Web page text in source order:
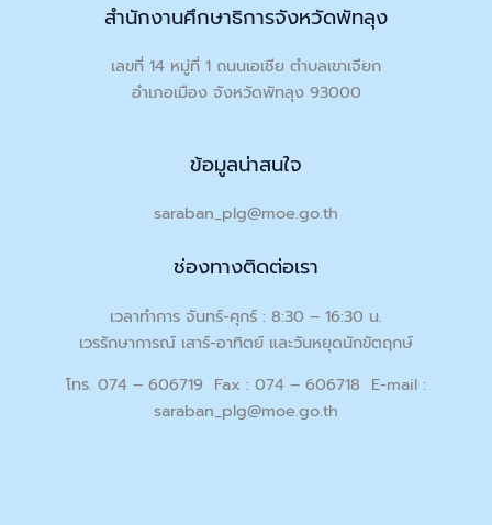
สำนักงานศึกษาธิการจังหวัดพัทลุง
เลขที่ 14 หมู่ที่ 1 ถนนเอเชีย ตำบลเขาเจียก
อำเภอเมือง จังหวัดพัทลุง 93000
ข้อมูลน่าสนใจ
saraban_plg@moe.go.th
ช่องทางติดต่อเรา
เวลาทำการ จันทร์-ศุกร์ : 8:30 – 16:30 น.
เวรรักษาการณ์ เสาร์-อาทิตย์ และวันหยุดนักขัตฤกษ์
โทร. 074 – 606719 Fax : 074 – 606718 E-mail :
saraban_plg@moe.go.th